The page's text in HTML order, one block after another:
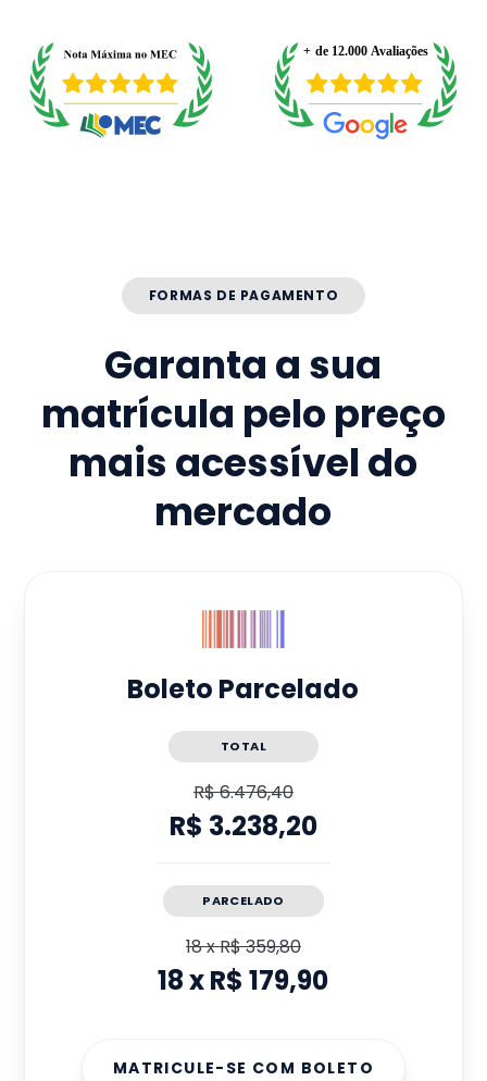
FORMAS DE PAGAMENTO
Garanta a sua
matrícula pelo preço
mais acessível do
mercado
Boleto Parcelado
TOTAL
R$ 6.476,40
R$ 3.238,20
PARCELADO
18xR$ 359,80
18xR$ 179,90
MATRICULE-SE COM BOLETO